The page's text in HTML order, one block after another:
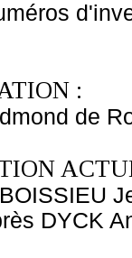
:
de
DYCK